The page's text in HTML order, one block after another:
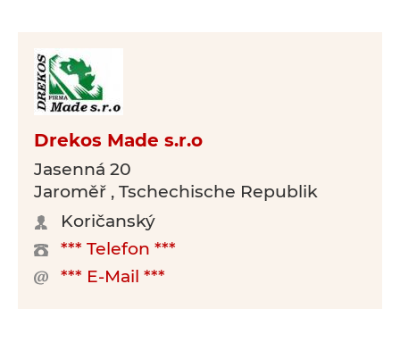
Drekos Made s.r.o
Jasenná 20
Jaroměř , Tschechische Republik
Koričanský
*** Telefon ***
*** E-Mail ***